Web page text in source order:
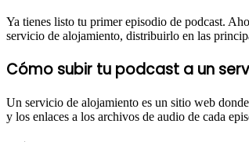
Ya tienes listo tu primer episodio de podcast.
servicio de alojamiento, distribuirlo en las
Cómo subir tu podcast a un
Un servicio de alojamiento es un sitio web
y los enlaces a los archivos de audio de cada